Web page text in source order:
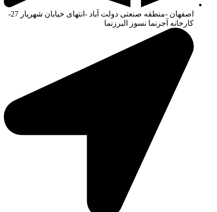
اصفهان -منطقه صنعتی دولت آباد -انتهای خیابان شهریار 27-
کارخانه آجرنما نسوز البرزنما